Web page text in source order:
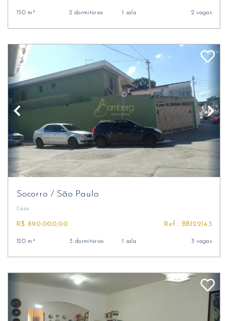
150 m² 2 dormitórios 1 sala 2 vagas
Socorro / São Paulo
Casa
R$ 890.000,00 Ref.: BB122143
120 m² 3 dormitórios 1 sala 3 vagas